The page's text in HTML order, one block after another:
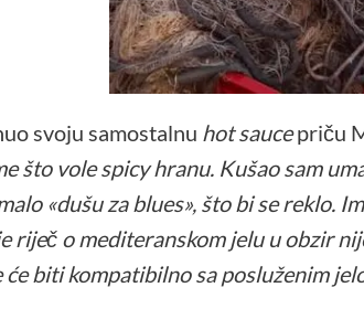
svoju samostalnu hot saucepriču
što vole spicy hranu. Kušao sam
«dušu za blues», što bi se reklo.
riječ o mediteranskom jelu u obzir
biti kompatibilno sa posluženim